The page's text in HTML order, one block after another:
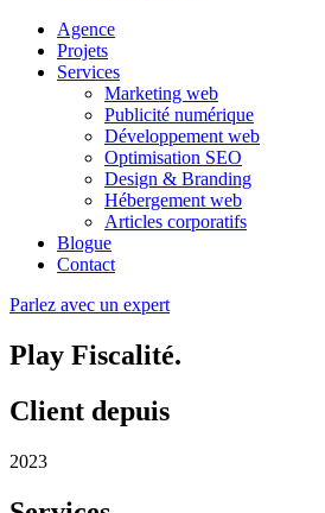
Agence
Projets
Services
Marketing web
Publicité numérique
Développement web
Optimisation SEO
Design & Branding
Hébergement web
Articles corporatifs
Blogue
Contact
Parlez avec un expert
Play Fiscalité.
Client depuis
2023